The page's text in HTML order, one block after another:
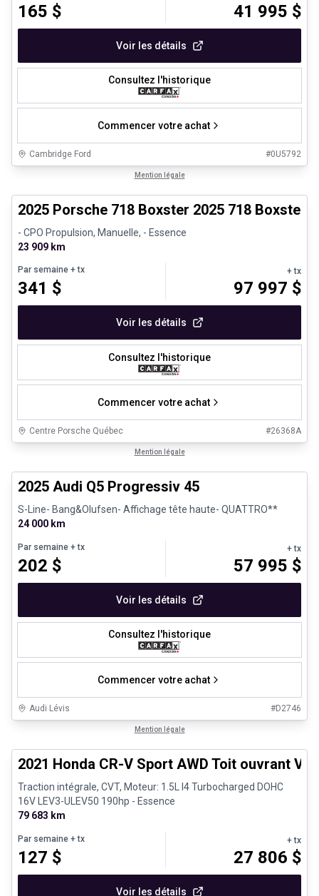
165 $ 41 995 $
Voir les détails
Consultez l'historique
Commencer votre achat
Cambridge Ford #0U5792
Mention légale
Véhicules d'occasion certifiés
2025 Porsche 718 Boxster 2025 718 Boxster -
- CPO Propulsion, Manuelle, - Essence
23 909 km
Par semaine + tx
341 $
+ tx
97 997 $
Voir les détails
Consultez l'historique
Commencer votre achat
Centre Porsche Québec #26368A
Mention légale
Véhicules d'occasion certifiés
2025 Audi Q5 Progressiv 45
S-Line- Bang&Olufsen- Affichage tête haute- QUATTRO**
24 000 km
Par semaine + tx
202 $
+ tx
57 995 $
Voir les détails
Consultez l'historique
Commencer votre achat
Audi Lévis #D2746
Mention légale
2021 Honda CR-V Sport AWD Toit ouvrant
Traction intégrale, CVT, Moteur: 1.5L I4 Turbocharged DOHC
16V LEV3-ULEV50 190hp - Essence
79 683 km
Par semaine + tx
127 $
+ tx
27 806 $
Voir les détails